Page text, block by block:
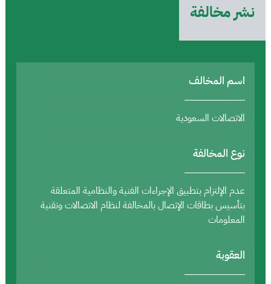
نشر مخالفة
اسم المخالف
الاتصالات السعودية
نوع المخالفة
عدم الإلتزام بتطبيق الإجراءات الفنية والنظامية المتعلقة
بتأسيس بطاقات الإتصال بالمخالفة لنظام الاتصالات وتقنية
المعلومات
العقوبة